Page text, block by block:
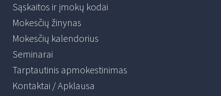
Sąskaitos ir įmokų kodai
Mokesčių žinynas
Mokesčių kalendorius
Seminarai
Tarptautinis apmokestinimas
Kontaktai / Apklausa